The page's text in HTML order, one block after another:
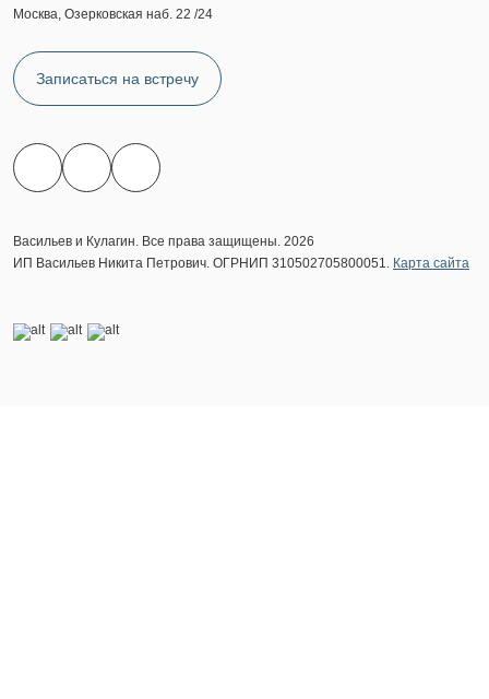
Москва, Озерковская наб. 22 /24
Записаться на встречу
Васильев и Кулагин. Все права защищены. 2026
ИП Васильев Никита Петрович. ОГРНИП 310502705800051. Карта сайта